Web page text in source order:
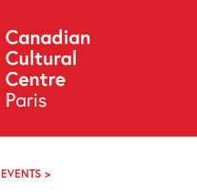
About
Programming
Off-Site
Explore
Archives
EVENTS >